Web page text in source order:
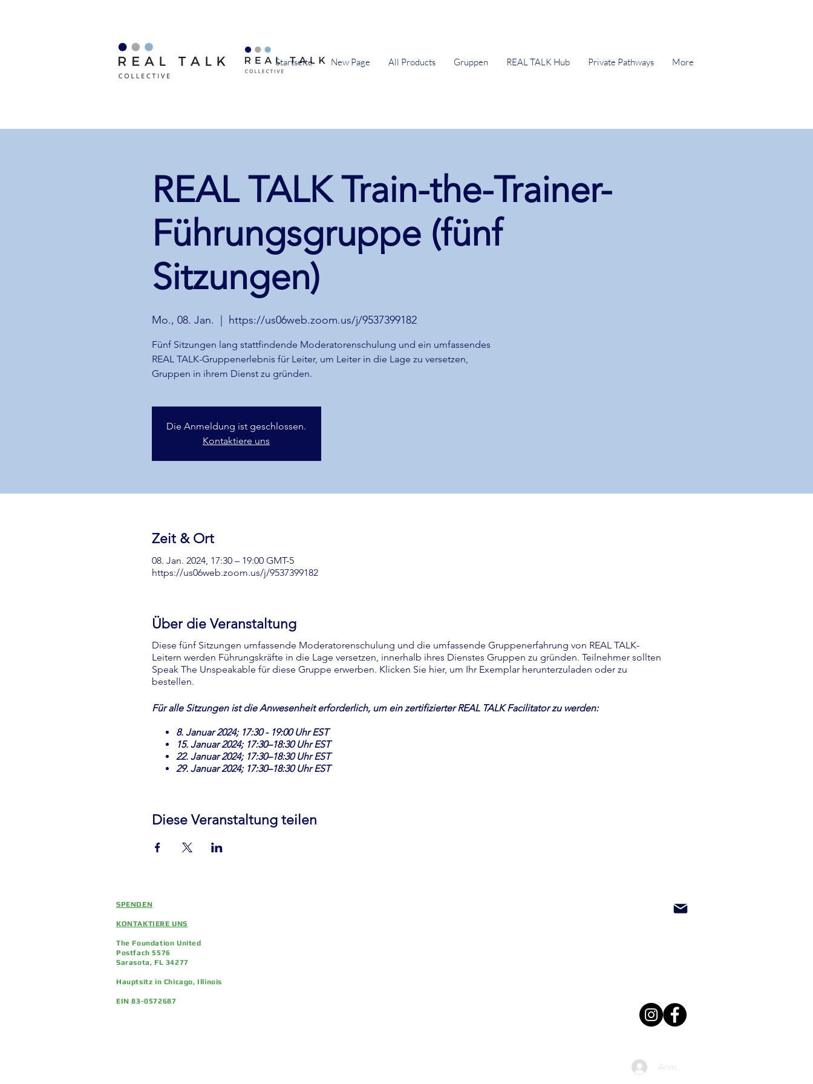
Startseite New Page All Products Gruppen REAL TALK Hub Private Pathways More
REAL TALK Train-the-Trainer-
Führungsgruppe (fünf
Sitzungen)
Mo., 08. Jan. https://us06web.zoom.us/j/9537399182
Fünf Sitzungen lang stattfindende Moderatorenschulung und ein umfassendes
REAL TALK-Gruppenerlebnis für Leiter, um Leiter in die Lage zu versetzen,
Gruppen in ihrem Dienst zu gründen.
Die Anmeldung ist geschlossen.
Kontaktiere uns
Zeit & Ort
08. Jan. 2024, 17:30 – 19:00 GMT-5
https://us06web.zoom.us/j/9537399182
Über die Veranstaltung
Diese fünf Sitzungen umfassende Moderatorenschulung und die umfassende Gruppenerfahrung von REAL TALK-
Leitern werden Führungskräfte in die Lage versetzen, innerhalb ihres Dienstes Gruppen zu gründen. Teilnehmer sollten
Speak The Unspeakable für diese Gruppe erwerben. Klicken Sie hier, um Ihr Exemplar herunterzuladen oder zu
bestellen.
Für alle Sitzungen ist die Anwesenheit erforderlich, um ein zertifizierter REAL TALK Facilitator zu werden:
8. Januar 2024; 17:30 - 19:00 Uhr EST
15. Januar 2024; 17:30–18:30 Uhr EST
22. Januar 2024; 17:30–18:30 Uhr EST
29. Januar 2024; 17:30–18:30 Uhr EST
Diese Veranstaltung teilen
SPENDEN
KONTAKTIERE UNS
The Foundation United
Postfach 5576
Sarasota, FL 34277
Hauptsitz in Chicago, Illinois
EIN 83-0572687
Anmelden